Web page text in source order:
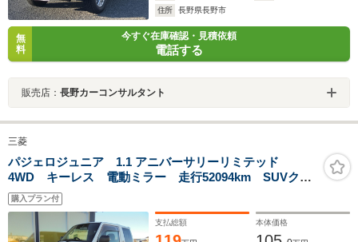
住所
長野県長野市
無
料
今すぐ在庫確認・見積依頼
電話する
販売店： 長野カーコンサルタント
三菱
パジェロジュニア 1.1 アニバーサリーリミテッド
4WD キーレス 電動ミラー 走行52094km SUVクロ
スカントリー 記録簿 取扱説明書
購入プラン付
支払総額 本体価格